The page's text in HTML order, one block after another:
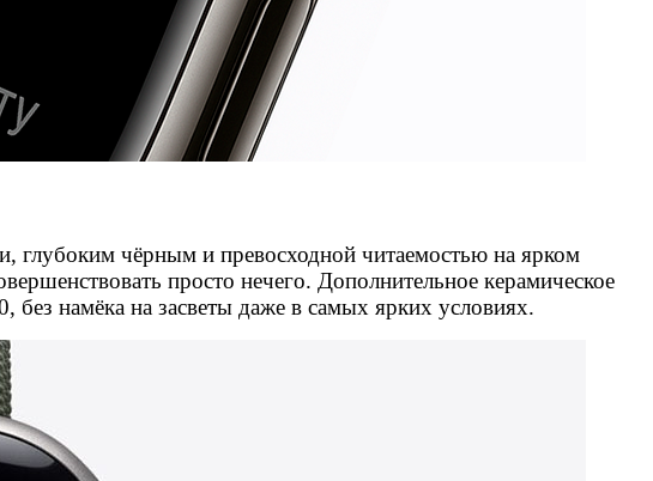
чёрным и превосходной читаемостью на ярком
просто нечего. Дополнительное керамическое
намёка на засветы даже в самых ярких условиях.